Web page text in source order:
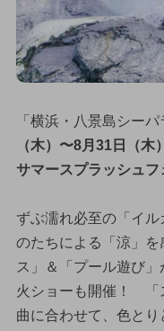
「横浜・八景島シーパ
（木）〜8月31日（
サマースプラッシュフ
ずぶ濡れ必至の「イ
のたちによる「涼」
ス」＆「プール遊び
火ショーも開催！ 「
曲に合わせて、色と